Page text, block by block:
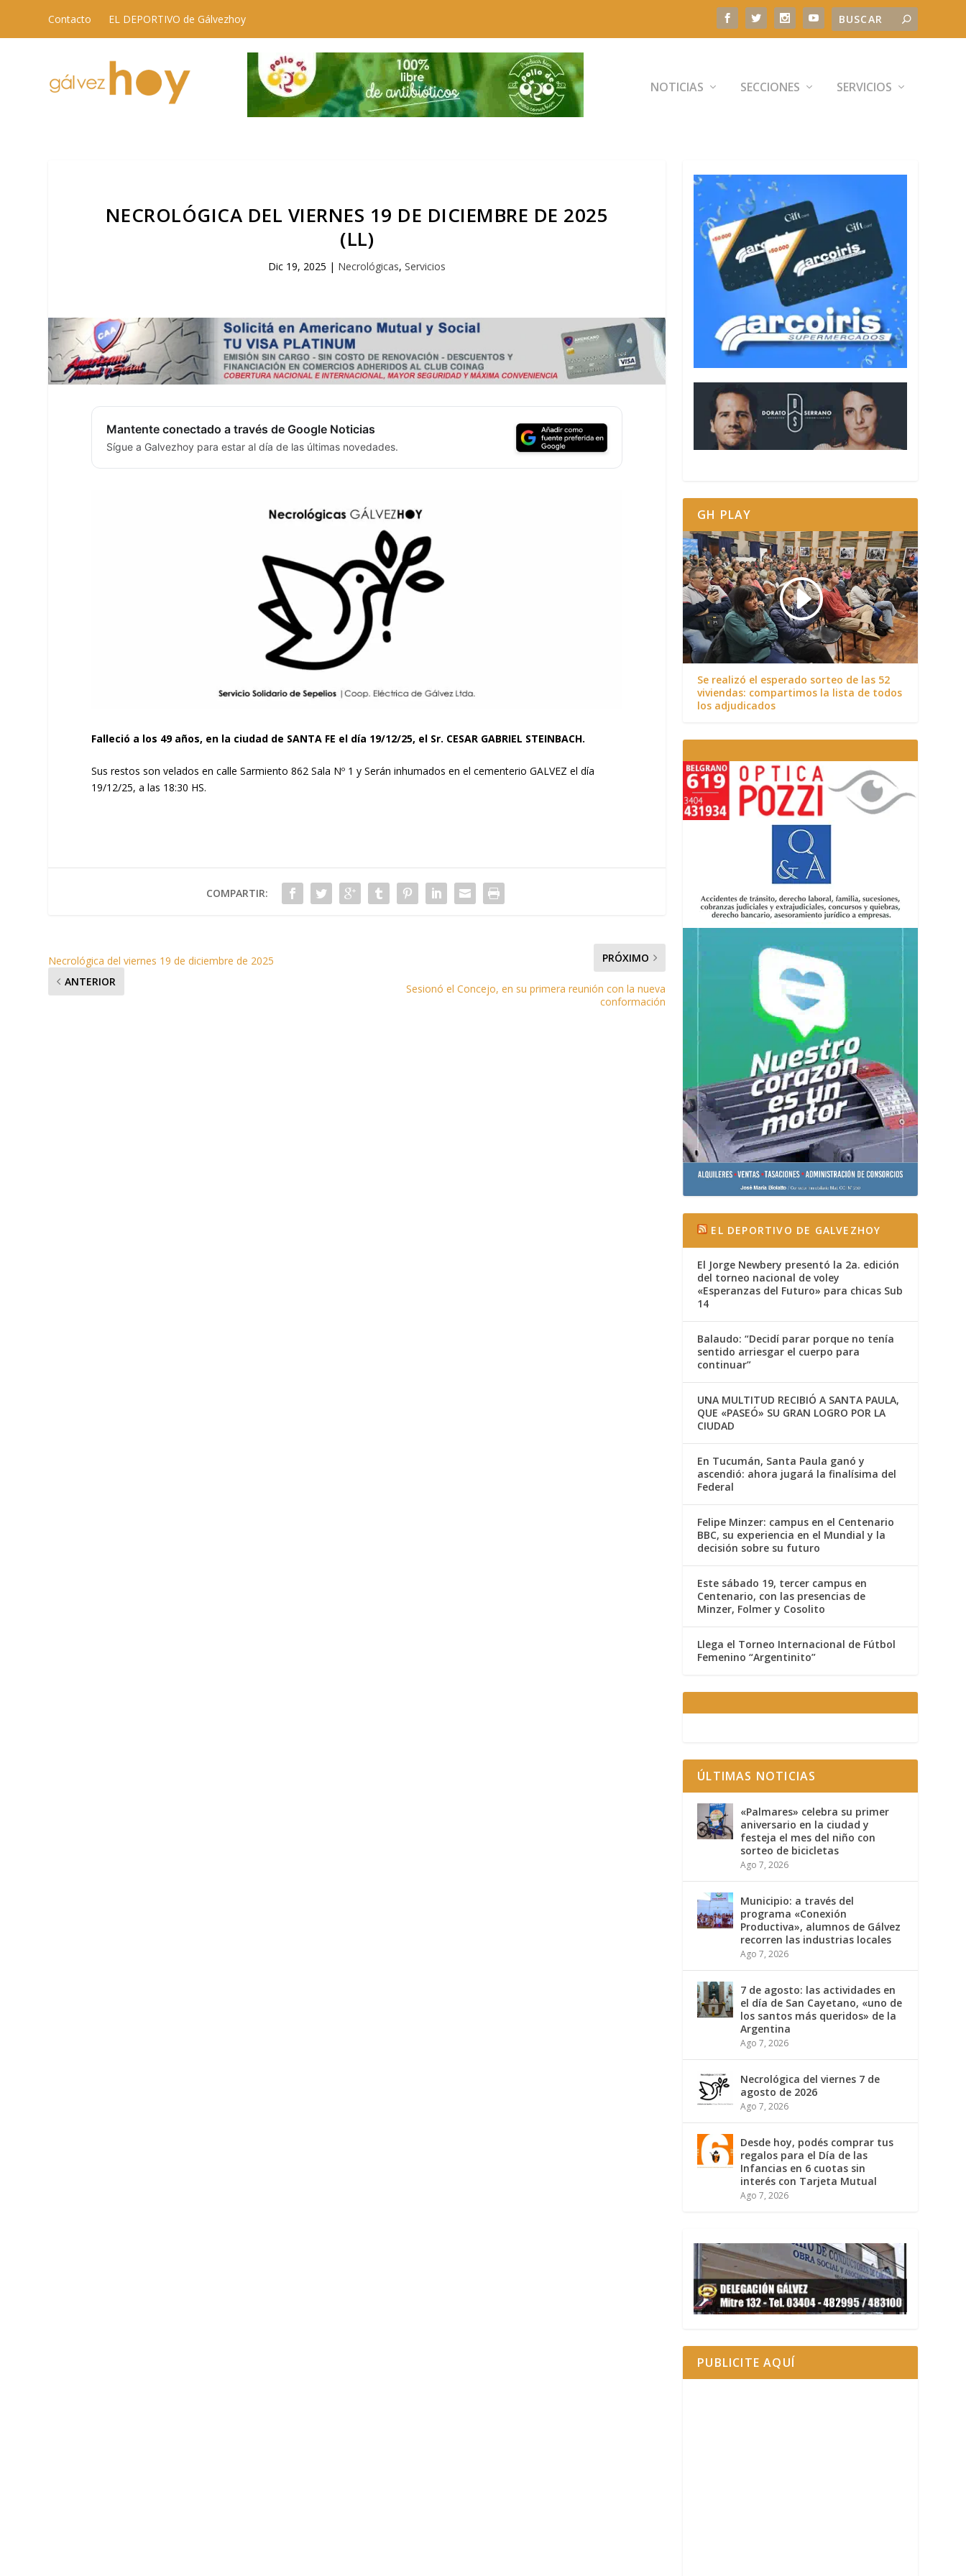
Contacto EL DEPORTIVO de Gálvezhoy
NOTICIAS SECCIONES SERVICIOS
NECROLÓGICA DEL VIERNES 19 DE DICIEMBRE DE 2025
(LL)
Dic 19, 2025 | Necrológicas,Servicios
Mantente conectado a través de Google Noticias
Sígue a Galvezhoy para estar al día de las últimas novedades.
Falleció a los 49 años, en la ciudad de SANTA FE el día 19/12/25, el Sr. CESAR GABRIEL STEINBACH.
Sus restos son velados en calle Sarmiento 862 Sala Nº 1 y Serán inhumados en el cementerio GALVEZ el día
19/12/25, a las 18:30 HS.
COMPARTIR:
Necrológica del viernes 19 de diciembre de 2025
ANTERIOR
PRÓXIMO
Sesionó el Concejo, en su primera reunión con la nueva
conformación
GH PLAY
Se realizó el esperado sorteo de las 52
viviendas: compartimos la lista de todos
los adjudicados
EL DEPORTIVO DE GALVEZHOY
El Jorge Newbery presentó la 2a. edición
del torneo nacional de voley
«Esperanzas del Futuro» para chicas Sub
14
Balaudo: “Decidí parar porque no tenía
sentido arriesgar el cuerpo para
continuar”
UNA MULTITUD RECIBIÓ A SANTA PAULA,
QUE «PASEÓ» SU GRAN LOGRO POR LA
CIUDAD
En Tucumán, Santa Paula ganó y
ascendió: ahora jugará la finalísima del
Federal
Felipe Minzer: campus en el Centenario
BBC, su experiencia en el Mundial y la
decisión sobre su futuro
Este sábado 19, tercer campus en
Centenario, con las presencias de
Minzer, Folmer y Cosolito
Llega el Torneo Internacional de Fútbol
Femenino “Argentinito”
ÚLTIMAS NOTICIAS
«Palmares» celebra su primer
aniversario en la ciudad y
festeja el mes del niño con
sorteo de bicicletas
Ago 7, 2026
Municipio: a través del
programa «Conexión
Productiva», alumnos de Gálvez
recorren las industrias locales
Ago 7, 2026
7 de agosto: las actividades en
el día de San Cayetano, «uno de
los santos más queridos» de la
Argentina
Ago 7, 2026
Necrológica del viernes 7 de
agosto de 2026
Ago 7, 2026
Desde hoy, podés comprar tus
regalos para el Día de las
Infancias en 6 cuotas sin
interés con Tarjeta Mutual
Ago 7, 2026
PUBLICITE AQUÍ